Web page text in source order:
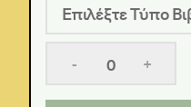
Επιλέξτε Τύπο
+
-